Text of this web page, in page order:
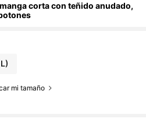
corta con teñido anudado,
mi tamaño